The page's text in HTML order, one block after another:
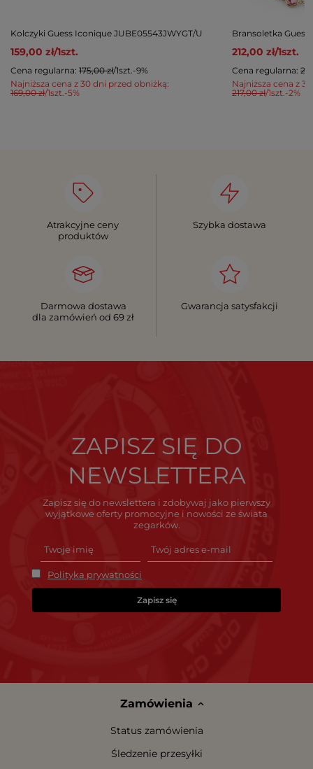
Kolczyki Guess Iconique JUBE05543JWYGT/U
159,00 zł/1szt.
Najniższa cena z 30 dni przed obniżką:
169,00 zł/1szt.-5%
Cena regularna: 175,00 zł/1szt.-9%
Bransoletka Guess
212,00 zł/1szt.
Najniższa cena z
217,00 zł/1szt.-2%
Cena regularna:
Atrakcyjne ceny
produktów
Szybka dostawa
Darmowa dostawa
dla zamówień od 69 zł
Gwarancja satysfakcji
ZAPISZ SIĘ DO
NEWSLETTERA
Zapisz się do newslettera i zdobywaj jako pierwszy
wyjątkowe oferty promocyjne i nowości ze świata
zegarków.
Polityka prywatności
Zapisz się
Zamówienia
Status zamówienia
Śledzenie przesyłki